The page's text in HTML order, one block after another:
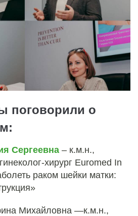
поговорили о
Сергеевна – к.м.н.,
хирург Euromed In
раком шейки матки:
Михайловна —к.м.н.,